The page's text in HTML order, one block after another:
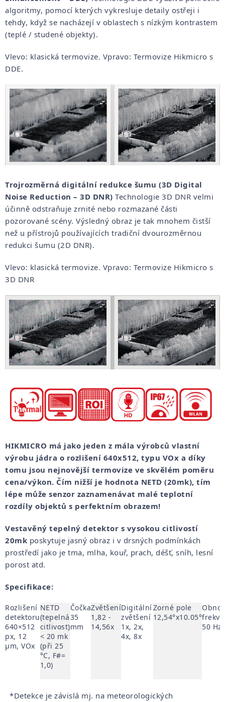
algoritmy, pomocí kterých vykresluje detaily ostřeji i
tehdy, když se nacházejí v oblastech s nízkým kontrastem
(teplé / studené objekty).
Vlevo: klasická termovize. Vpravo: Termovize Hikmicro s
DDE.
Trojrozměrná digitální redukce šumu (3D Digital
Noise Reduction – 3D DNR) Technologie 3D DNR velmi
účinně odstraňuje zrnité nebo rozmazané části
pozorované scény. Výsledný obraz je tak mnohem čistší
než u přístrojů používajících tradiční dvourozměrnou
redukci šumu (2D DNR).
Vlevo: klasická termovize. Vpravo: Termovize Hikmicro s
3D DNR
HIKMICRO má jako jeden z mála výrobců vlastní
výrobu jádra o rozlišení 640x512, typu VOx a díky
tomu jsou nejnovější termovize ve skvělém poměru
cena/výkon. Čím nižší je hodnota NETD (20mk), tím
lépe může senzor zaznamenávat malé teplotní
rozdíly objektů s perfektním obrazem!
Vestavěný tepelný detektor s vysokou citlivostí
20mk poskytuje jasný obraz i v drsných podmínkách
prostředí jako je tma, mlha, kouř, prach, déšť, sníh, lesní
porost atd.
Specifikace:
Rozlišení
detektoru
640×512
px, 12
µm, VOx
NETD
(tepelná
citlivost)
< 20 mk
(při 25
°C, F#=
1,0)
Čočka
35
mm
Zvětšení
1,82 -
14,56x
Digitální
zvětšení
1x, 2x,
4x, 8x
Zorné pole
12,54°x10.05°
50 Hz
*Detekce je závislá mj. na meteorologických